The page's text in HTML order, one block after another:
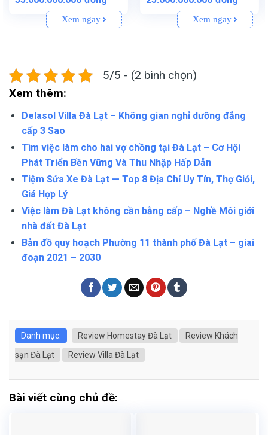
Xem ngay
40.000.000.000đồng.
tại
Xem ngay
5/5 - (2 bình chọn)
Xem thêm:
Delasol Villa Đà Lạt – Không gian nghỉ dưỡng đẳng
cấp 3 Sao
Tìm việc làm cho hai vợ chồng tại Đà Lạt – Cơ Hội
Phát Triển Bền Vững Và Thu Nhập Hấp Dẫn
Tiệm Sửa Xe Đà Lạt — Top 8 Địa Chỉ Uy Tín, Thợ Giỏi,
Giá Hợp Lý
Việc làm Đà Lạt không cần bằng cấp – Nghề Môi giới
nhà đất Đà Lạt
Bản đồ quy hoạch Phường 11 thành phố Đà Lạt – giai
đoạn 2021 – 2030
Danh mục: Review Homestay Đà Lạt
Review Khách
sạn Đà Lạt
Review Villa Đà Lạt
Bài viết cùng chủ đề: